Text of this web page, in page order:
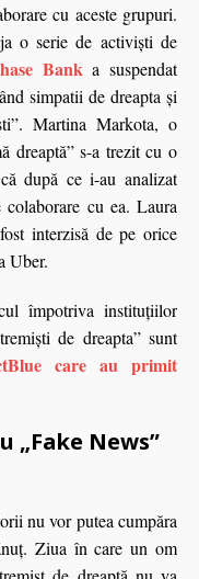
cu aceste grupuri.
o serie de activişti de
Bank a suspendat
simpatii de dreapta şi
Martina Markota, o
dreaptă” s-a trezit cu o
după ce i-au analizat
colaborare cu ea. Laura
interzisă de pe orice
Uber.
împotriva instituţiilor
de dreapta” sunt
care au primit
„Fake News”
nu vor putea cumpăra
Ziua în care un om